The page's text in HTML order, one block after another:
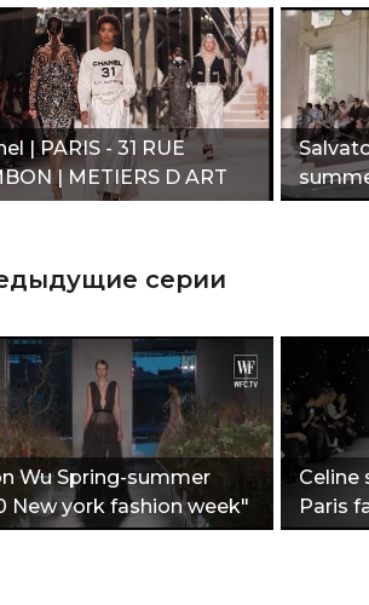
| PARIS - 31 RUE
| METIERS D ART
20"
серии
Wu Spring-summer
New york fashion week"
Сeline
Paris